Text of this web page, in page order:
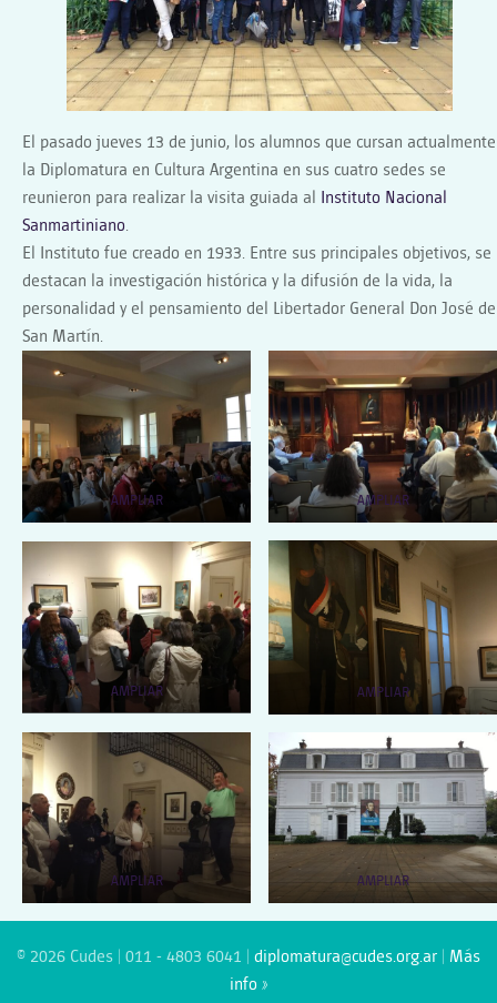
ARGENTINA
VISITARON
EL
INSTITUTO
El pasado jueves 13 de junio, los alumnos que cursan actualmente
la Diplomatura en Cultura Argentina en sus cuatro sedes se
reunieron para realizar la visita guiada al
Instituto Nacional
Sanmartiniano.
El Instituto fue creado en 1933. Entre sus principales objetivos, se
destacan la investigación histórica y la difusión de la vida, la
personalidad y el pensamiento del Libertador General Don José de
San Martín.
AMPLIAR AMPLIAR
AMPLIAR AMPLIAR
AMPLIAR AMPLIAR
© 2026 Cudes | 011 - 4803 6041 | diplomatura@cudes.org.ar
Más
info »